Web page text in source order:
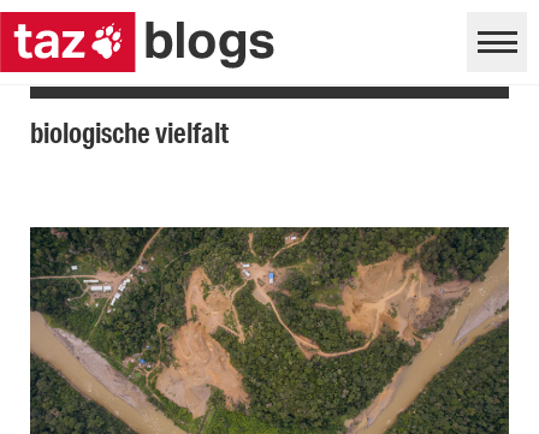
biologische vielfalt